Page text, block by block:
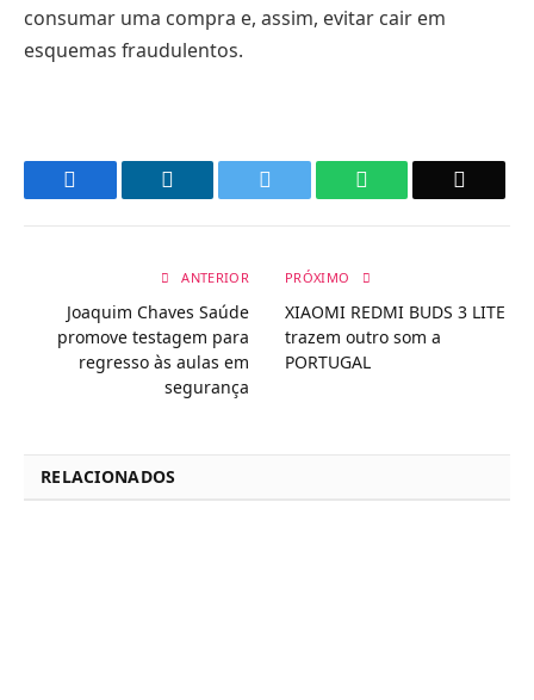
consumar uma compra e, assim, evitar cair em
esquemas fraudulentos.
WhatsApp
ANTERIOR
Joaquim Chaves Saúde
promove testagem para
regresso às aulas em
segurança
PRÓXIMO
XIAOMI REDMI BUDS 3 LITE
trazem outro som a
PORTUGAL
RELACIONADOS